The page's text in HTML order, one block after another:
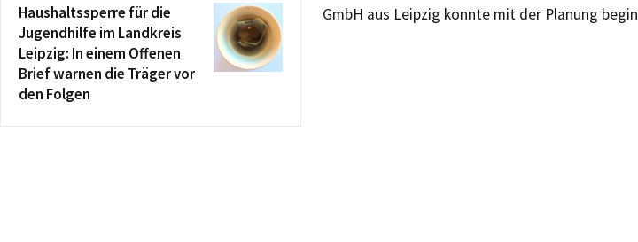
GmbH aus Leipzig konnte mit der Planung
Haushaltssperre für die
Jugendhilfe im Landkreis
Leipzig: In einem Offenen
Brief warnen die Träger vor
den Folgen